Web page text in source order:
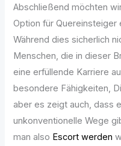
Abschließend möchten
Option für
Während dies sicherlich
Menschen, die in dieser
eine erfüllende Karriere
besondere Fähigkeiten,
aber es zeigt auch, dass
unkonventionelle Wege
man also Escort werden